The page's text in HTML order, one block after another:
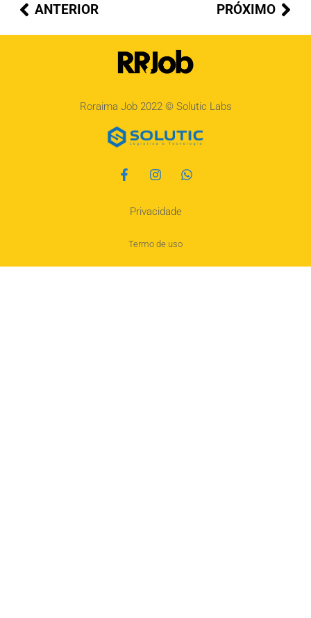
ANTERIOR PRÓXIMO
Roraima Job 2022 © Solutic Labs
Privacidade
Termo de uso